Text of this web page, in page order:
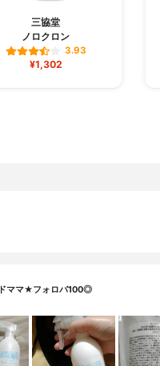
三協堂
ノロクロン
3.93
¥1,302
ママ★フォロバ100◎